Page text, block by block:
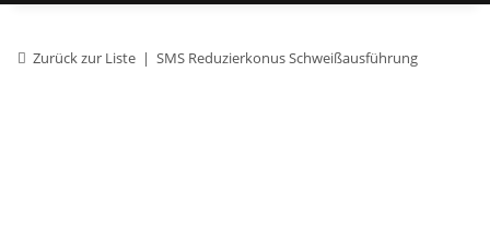
Zurück zur Liste SMS Reduzierkonus Schweißausführung